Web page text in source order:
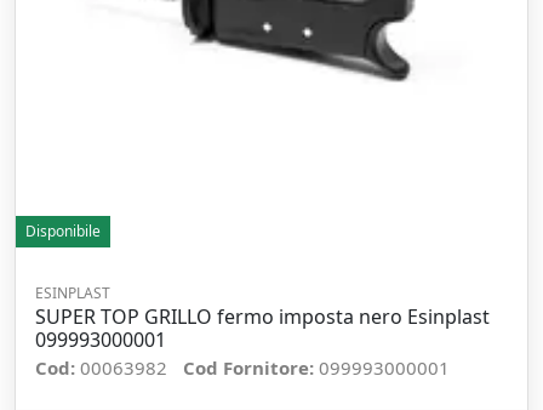
Disponibile
ESINPLAST
SUPER TOP GRILLO fermo imposta nero Esinplast
099993000001
Cod: 00063982 Cod Fornitore: 099993000001